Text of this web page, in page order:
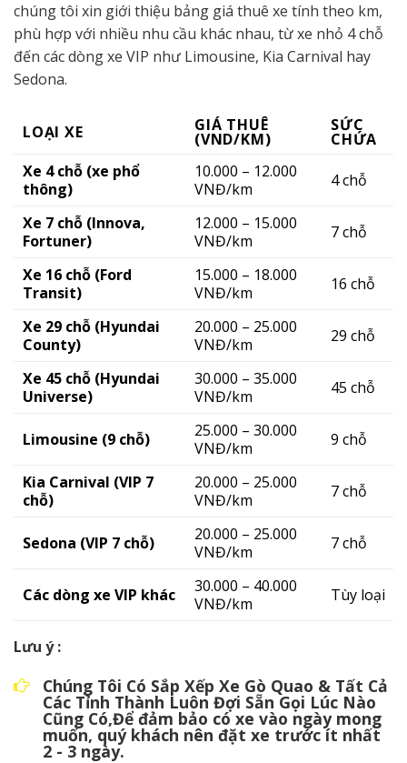
chúng tôi xin giới thiệu bảng giá thuê xe tính theo km,
phù hợp với nhiều nhu cầu khác nhau, từ xe nhỏ 4 chỗ
đến các dòng xe VIP như Limousine, Kia Carnival hay
Sedona.
LOẠI XE GIÁ THUÊ
(VND/KM)
SỨC
CHỨA
Xe 4 chỗ (xe phổ
thông)
10.000 – 12.000
VNĐ/km
4 chỗ
Xe 7 chỗ (Innova,
Fortuner)
12.000 – 15.000
VNĐ/km
7 chỗ
Xe 16 chỗ (Ford
Transit)
15.000 – 18.000
VNĐ/km
16 chỗ
Xe 29 chỗ (Hyundai
County)
20.000 – 25.000
VNĐ/km
29 chỗ
Xe 45 chỗ (Hyundai
Universe)
30.000 – 35.000
VNĐ/km
45 chỗ
Limousine (9 chỗ)
25.000 – 30.000
VNĐ/km
9 chỗ
Kia Carnival (VIP 7
chỗ)
20.000 – 25.000
VNĐ/km
7 chỗ
Sedona (VIP 7 chỗ)
20.000 – 25.000
VNĐ/km
7 chỗ
Các dòng xe VIP khác
30.000 – 40.000
VNĐ/km
Tùy loại
Lưu ý :
Chúng Tôi Có Sắp Xếp Xe Gò Quao & Tất Cả
Các Tỉnh Thành Luôn Đợi Sẵn Gọi Lúc Nào
Cũng Có,Để đảm bảo có xe vào ngày mong
muốn, quý khách nên đặt xe trước ít nhất
2 - 3 ngày.